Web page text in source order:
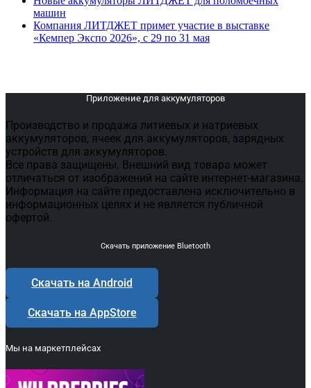
машин
Компания ЛИТДЖЕТ примет участие в выставке
«Кемпер Экспо 2026», с 29 по 31 мая
Приложение для аккумуляторов
Производство и продажа литиевых и натриевых
аккумуляторов, ячеек для аккумуляторов, зарядных
устройств для аккумуляторов.
Все права защищены. Внешний вид товара может
отличаться от изображений на сайте интернет-магазина.
Информация на сайте предоставлена исключительно в
информационных целях и не является публичной
офертой.
Скачать приложение Bluetooth
Скачать на Android
Скачать на AppStore
Мы на маркетплейсах